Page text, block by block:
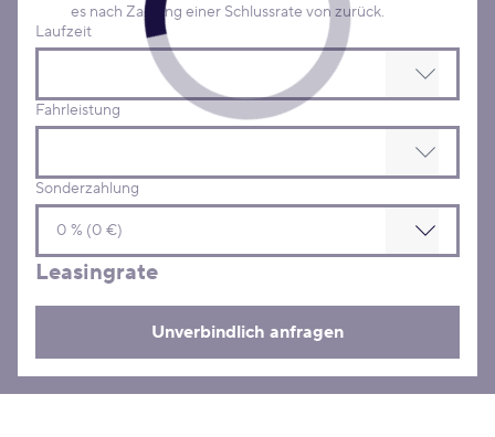
es nach Zahlung einer Schlussrate von zurück.
Laufzeit
Fahrleistung
Sonderzahlung
Leasingrate
Unverbindlich anfragen